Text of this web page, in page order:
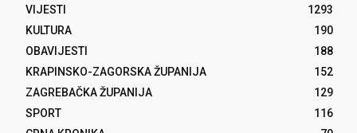
VIJESTI
1293
KULTURA
190
OBAVIJESTI
188
KRAPINSKO-ZAGORSKA ŽUPANIJA
152
ZAGREBAČKA ŽUPANIJA
129
SPORT
116